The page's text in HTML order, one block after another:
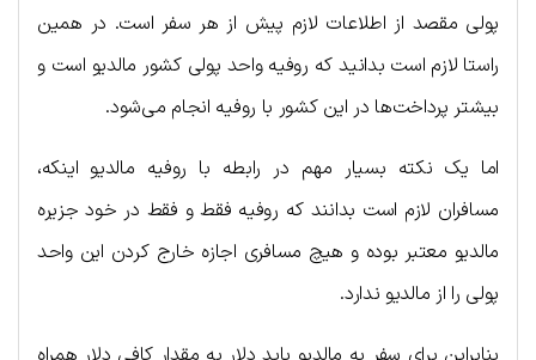
پولی مقصد از اطلاعات لازم پیش از هر سفر است. در همین
راستا لازم است بدانید که روفیه واحد پولی کشور مالدیو است و
بیشتر پرداخت‌ها در این کشور با روفیه انجام می‌شود.
اما یک نکته بسیار مهم در رابطه با روفیه مالدیو اینکه،
مسافران لازم است بدانند که روفیه فقط و فقط در خود جزیره
مالدیو معتبر بوده و هیچ مسافری اجازه خارج کردن این واحد
پولی را از مالدیو ندارد.